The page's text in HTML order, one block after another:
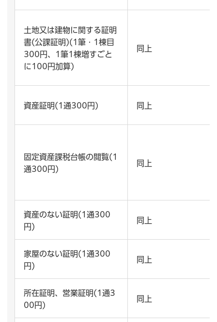
土地又は建物に関する証明
書(公課証明)(1筆・1棟目
300円、1筆1棟増すごと
に100円加算)
同上
資産証明(1通300円) 同上
固定資産課税台帳の閲覧(1
通300円)
同上
資産のない証明(1通300
円)
同上
家屋のない証明(1通300
円)
同上
所在証明、営業証明(1通3
00円)
同上